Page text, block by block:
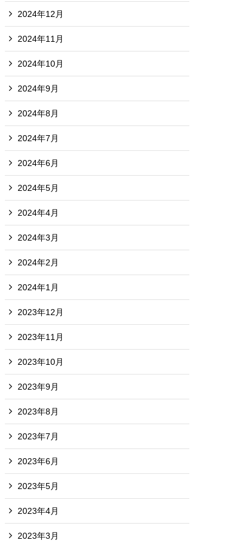
2024年12月
2024年11月
2024年10月
2024年9月
2024年8月
2024年7月
2024年6月
2024年5月
2024年4月
2024年3月
2024年2月
2024年1月
2023年12月
2023年11月
2023年10月
2023年9月
2023年8月
2023年7月
2023年6月
2023年5月
2023年4月
2023年3月